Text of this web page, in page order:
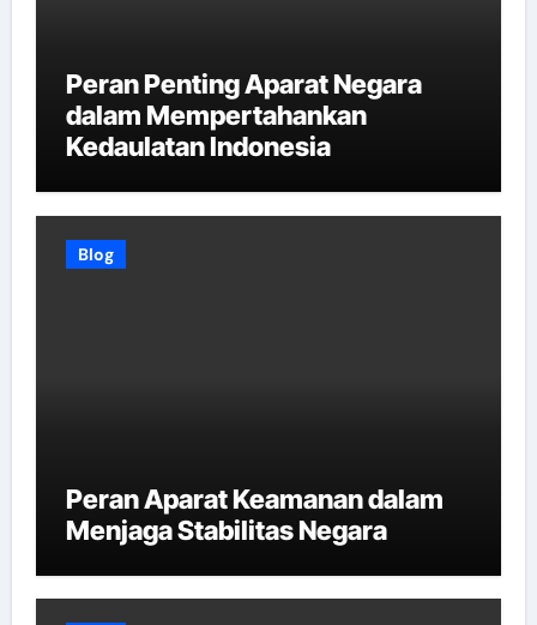
Peran Penting Aparat Negara
dalam Mempertahankan
Kedaulatan Indonesia
Blog
Peran Aparat Keamanan dalam
Menjaga Stabilitas Negara